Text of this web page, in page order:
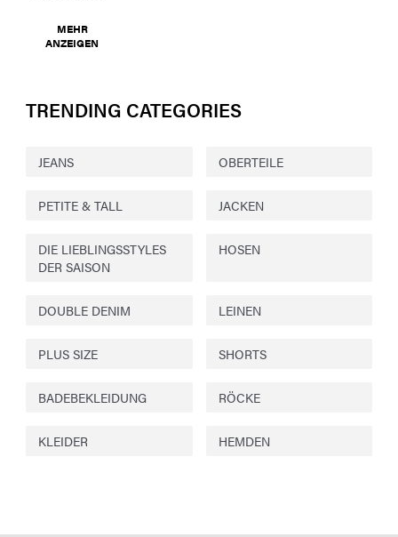
MEHR
ANZEIGEN
TRENDING CATEGORIES
JEANS OBERTEILE
PETITE & TALL JACKEN
DIE LIEBLINGSSTYLES
DER SAISON
HOSEN
DOUBLE DENIM LEINEN
PLUS SIZE SHORTS
BADEBEKLEIDUNG RÖCKE
KLEIDER HEMDEN